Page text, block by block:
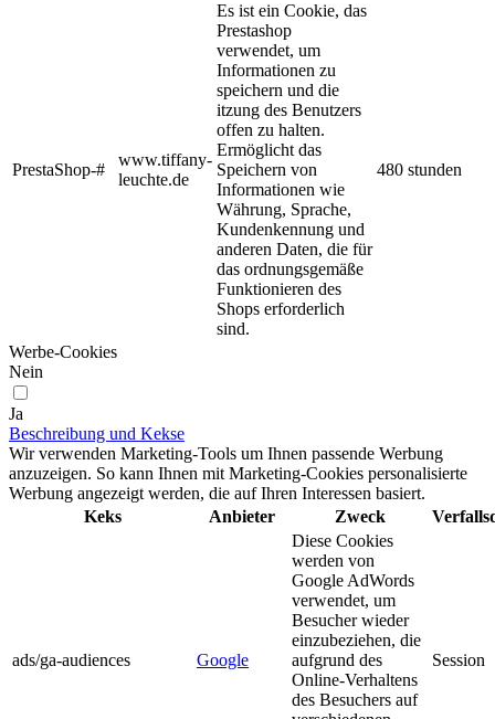
PrestaShop-#
www.tiffany-
leuchte.de
Es ist ein Cookie, das
Prestashop
verwendet, um
Informationen zu
speichern und die
itzung des Benutzers
offen zu halten.
Ermöglicht das
Speichern von
Informationen wie
Währung, Sprache,
Kundenkennung und
anderen Daten, die für
das ordnungsgemäße
Funktionieren des
Shops erforderlich
sind.
480 stunden
Werbe-Cookies
Nein
Ja
Beschreibung und Kekse
Wir verwenden Marketing-Tools um Ihnen passende Werbung
anzuzeigen. So kann Ihnen mit Marketing-Cookies personalisierte
Werbung angezeigt werden, die auf Ihren Interessen basiert.
Keks
Anbieter Zweck
ads/ga-audiences Google
Diese Cookies
werden von
Google AdWords
verwendet, um
Besucher wieder
einzubeziehen, die
aufgrund des
Online-Verhaltens
des Besuchers auf
Session